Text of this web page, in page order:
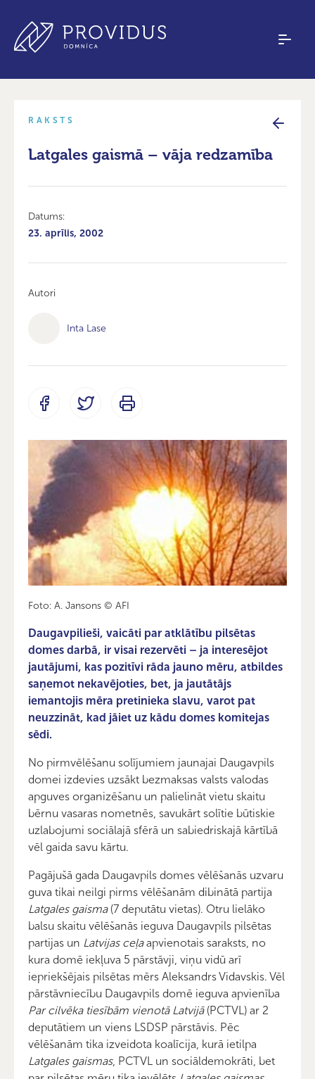
RAKSTS
Latgales gaismā – vāja redzamība
Datums:
23. aprīlis, 2002
Autori
Inta Lase
Foto: A. Jansons © AFI
Daugavpilieši, vaicāti par atklātību pilsētas
domes darbā, ir visai rezervēti – ja interesējot
jautājumi, kas pozitīvi rāda jauno mēru, atbildes
saņemot nekavējoties, bet, ja jautātājs
iemantojis mēra pretinieka slavu, varot pat
neuzzināt, kad jāiet uz kādu domes komitejas
sēdi.
No pirmvēlēšanu solījumiem jaunajai Daugavpils
domei izdevies uzsākt bezmaksas valsts valodas
apguves organizēšanu un palielināt vietu skaitu
bērnu vasaras nometnēs, savukārt solītie būtiskie
uzlabojumi sociālajā sfērā un sabiedriskajā kārtībā
vēl gaida savu kārtu.
Pagājušā gada Daugavpils domes vēlēšanās uzvaru
guva tikai neilgi pirms vēlēšanām dibinātā partija
Latgales gaisma(7 deputātu vietas). Otru lielāko
balsu skaitu vēlēšanās ieguva Daugavpils pilsētas
partijas un Latvijas ceļaapvienotais saraksts, no
kura domē iekļuva 5 pārstāvji, viņu vidū arī
iepriekšējais pilsētas mērs Aleksandrs Vidavskis. Vēl
pārstāvniecību Daugavpils domē ieguva apvienība
Par cilvēka tiesībām vienotā Latvijā(PCTVL) ar 2
deputātiem un viens LSDSP pārstāvis. Pēc
vēlēšanām tika izveidota koalīcija, kurā ietilpa
Latgales gaismas, PCTVL un sociāldemokrāti, bet